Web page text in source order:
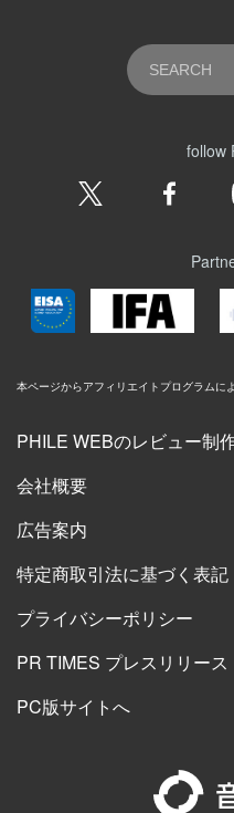
follow
本ページからアフィリエイトプログラムに
PHILE WEBのレビュー制
会社概要
広告案内
特定商取引法に基づく表記
プライバシーポリシー
PR TIMES プレスリリース
PC版サイトへ